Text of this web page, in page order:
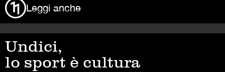
Leggi anche
Undici,
lo sport è cultura